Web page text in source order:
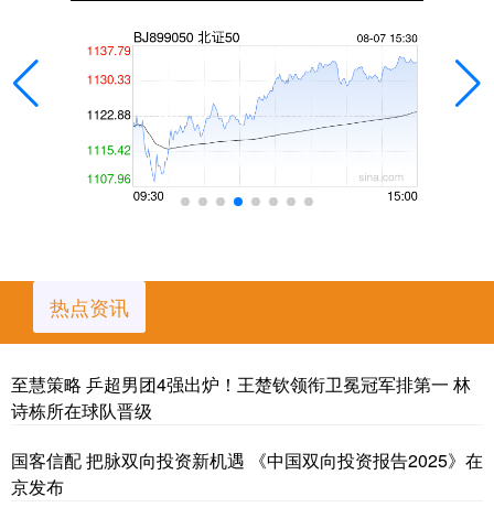
热点资讯
至慧策略 乒超男团4强出炉！王楚钦领衔卫冕冠军排第一 林
诗栋所在球队晋级
国客信配 把脉双向投资新机遇 《中国双向投资报告2025》在
京发布